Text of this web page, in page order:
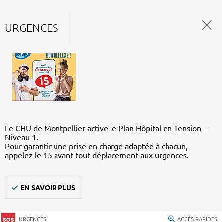
URGENCES
Le CHU de Montpellier active le Plan Hôpital en Tension –
Niveau 1.
Pour garantir une prise en charge adaptée à chacun,
appelez le 15 avant tout déplacement aux urgences.
EN SAVOIR PLUS
URGENCES ACCÈS RAPIDES